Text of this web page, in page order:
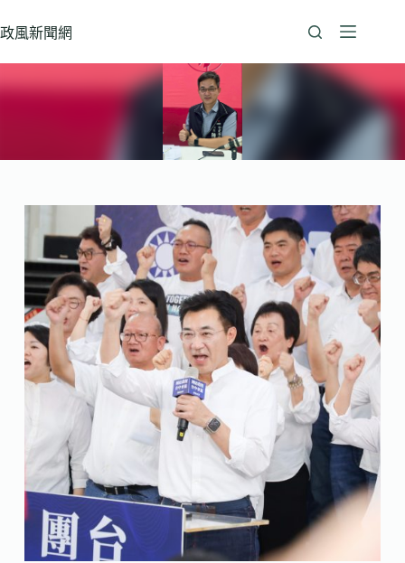
至
政風新聞網